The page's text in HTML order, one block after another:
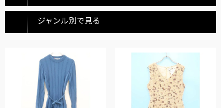
ジャンル別で見る